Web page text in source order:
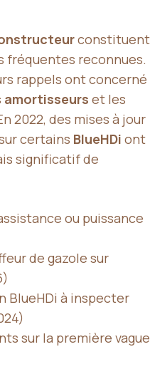
constituent
fréquentes reconnues.
rappels ont concerné
amortisseurs et les
2022, des mises à jour
certains BlueHDi ont
significatif de
ou puissance
de gazole sur
BlueHDi à inspecter
sur la première vague